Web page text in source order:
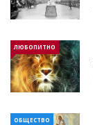
ЛЮБОПИТНО
ОБЩЕСТВО